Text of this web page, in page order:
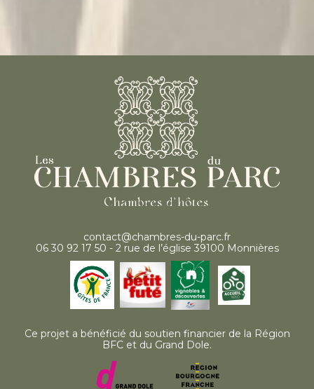
contact@chambres-du-parc.fr
06 30 92 17 50 - 2 rue de l’église 39100 Monnières
Ce projet a bénéficié du soutien financier de la Région
BFC et du Grand Dole.